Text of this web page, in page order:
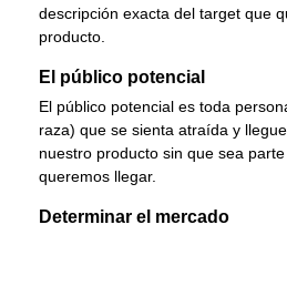
descripción exacta del target que
producto.
El público potencial
El público potencial es toda
raza) que se sienta atraída y
nuestro producto sin que sea
queremos llegar.
Determinar el mercado